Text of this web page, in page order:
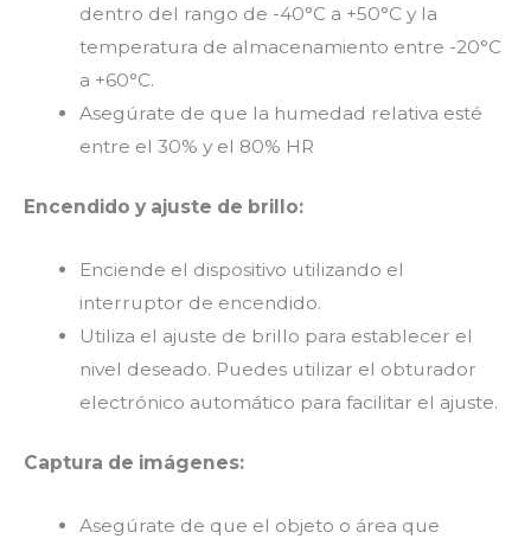
dentro del rango de -40°C a +50°C y la
temperatura de almacenamiento entre -20°C
a +60°C.
Asegúrate de que la humedad relativa esté
entre el 30% y el 80% HR
Encendido y ajuste de brillo:
Enciende el dispositivo utilizando el
interruptor de encendido.
Utiliza el ajuste de brillo para establecer el
nivel deseado. Puedes utilizar el obturador
electrónico automático para facilitar el ajuste.
Captura de imágenes:
Asegúrate de que el objeto o área que